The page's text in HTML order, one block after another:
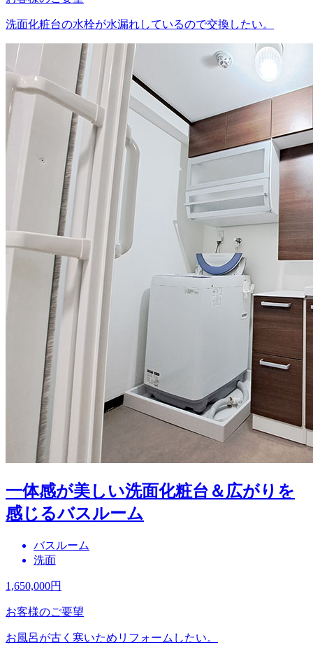
洗面化粧台の水栓が水漏れしているので交換したい。
一体感が美しい洗面化粧台＆広がりを
感じるバスルーム
バスルーム
洗面
1,650,000円
お客様のご要望
お風呂が古く寒いためリフォームしたい。